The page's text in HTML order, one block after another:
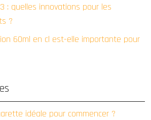
: quelles innovations pour les
?
60ml en cl est-elle importante pour
idéale pour commencer ?